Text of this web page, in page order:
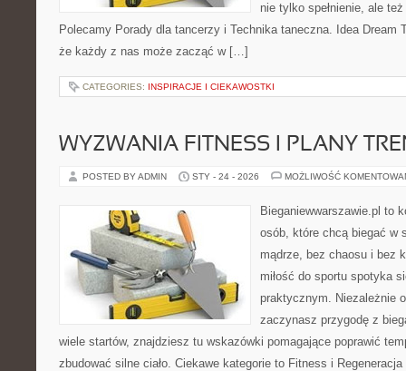
nie tylko spełnienie, ale
Polecamy Porady dla tancerzy i Technika taneczna. Idea Dream
że każdy z nas może zacząć w […]
CATEGORIES: INSPIRACJE I CIEKAWOSTKI
WYZWANIA FITNESS I PLANY
POSTED BY ADMIN STY - 24 - 2026 MOŻLIWOŚĆ
Bieganiewwarszawie.pl to
osób, które chcą biegać w
mądrze, bez chaosu i bez
miłość do sportu spotyka
praktycznym. Niezależnie
zaczynasz przygodę z
wiele startów, znajdziesz tu wskazówki pomagające poprawić
zbudować silne ciało. Ciekawe kategorie to Fitness i